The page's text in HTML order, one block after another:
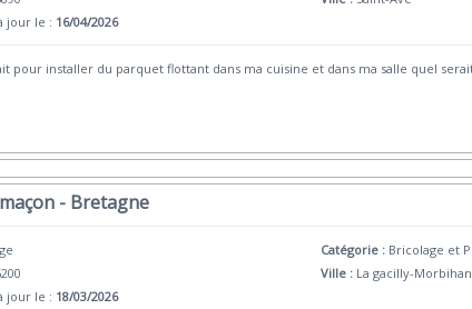
jour le : 16/04/2026
pour installer du parquet flottant dans ma cuisine et dans ma salle quel
- Bretagne
jour le : 18/03/2026
Catégorie : Bricolage et
Ville : La gacilly-